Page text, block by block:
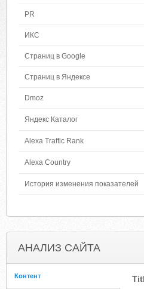
PR
ИКС
Страниц в Google
Страниц в Яндексе
Dmoz
Яндекс Каталог
Alexa Traffic Rank
Alexa Country
История изменения показателей
АНАЛИЗ САЙТА
Контент